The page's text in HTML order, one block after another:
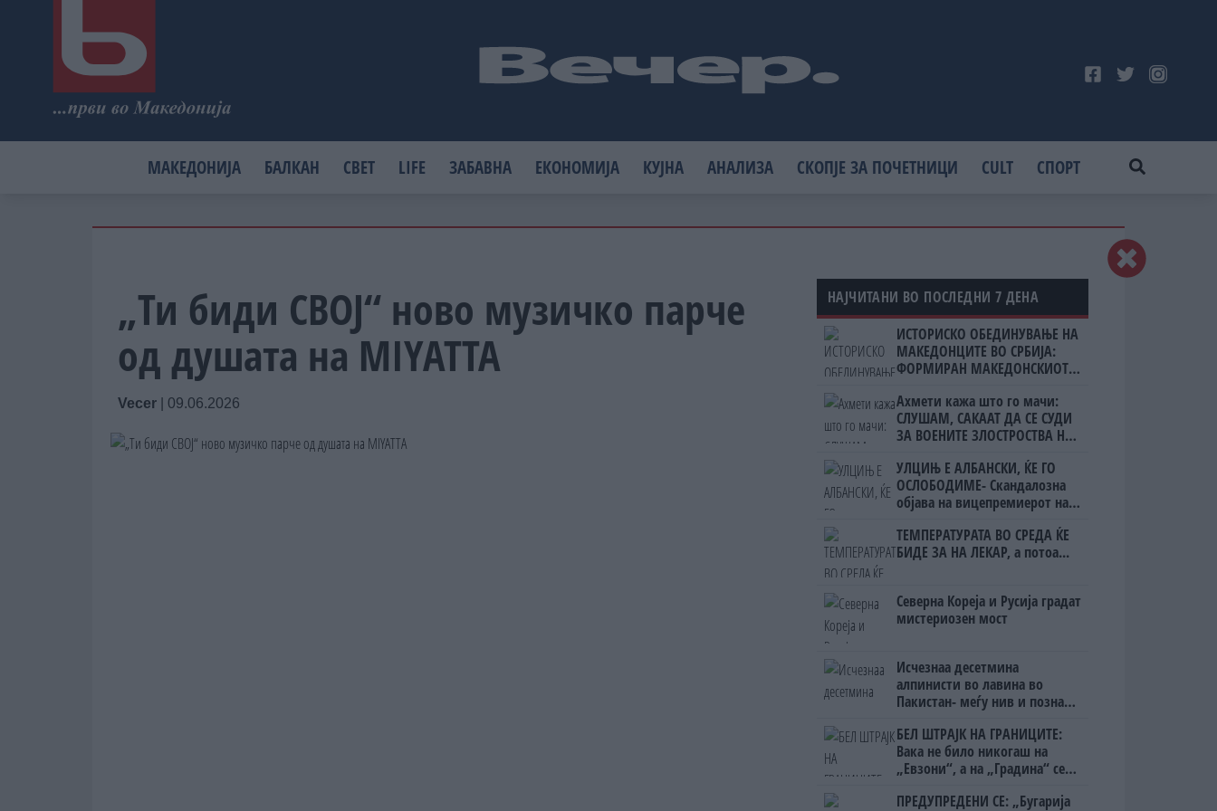
МАКЕДОНИЈА БАЛКАН СВЕТ LIFE ЗАБАВНА ЕКОНОМИЈА КУЈНА АНАЛИЗА СКОПЈЕ ЗА ПОЧЕТНИЦИ CULT СПОРТ
„Ти биди СВОЈ“ ново музичко парче
од душата на MIYATTA
Vecer 09.06.2026
НАЈЧИТАНИ ВО ПОСЛЕДНИ 7 ДЕНА
ИСТОРИСКО ОБЕДИНУВАЊЕ НА
МАКЕДОНЦИТЕ ВО СРБИЈА:
ФОРМИРАН МАКЕДОНСКИОТ
Ахмети кажа што го мачи:
СЛУШАМ, САКААТ ДА СЕ СУДИ
ЗА ВОЕНИТЕ ЗЛОСТРОСТВА НА
УЛЦИЊ Е АЛБАНСКИ, ЌЕ ГО
ОСЛОБОДИМЕ- Скандалозна
објава на вицепремиерот на
ТЕМПЕРАТУРАТА ВО СРЕДА ЌЕ
БИДЕ ЗА НА ЛЕКАР, а потоа...
Северна Кореја и Русија градат
мистериозен мост
Исчезнаа десетмина
алпинисти во лавина во
Пакистан- меѓу нив и познат
БЕЛ ШТРАЈК НА ГРАНИЦИТЕ:
Вака не било никогаш на
„Евзони“, а на „Градина“ се
ПРЕДУПРЕДЕНИ СЕ: „Бугарија